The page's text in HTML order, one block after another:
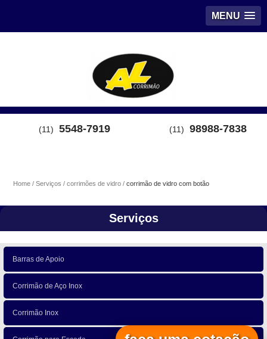
MENU
(11) 5548-7919 (11) 98988-7838
Home Serviços corrimões de vidro corrimão de vidro com botão
Serviços
Barras de Apoio
Corrimão de Aço Inox
Corrimão Inox